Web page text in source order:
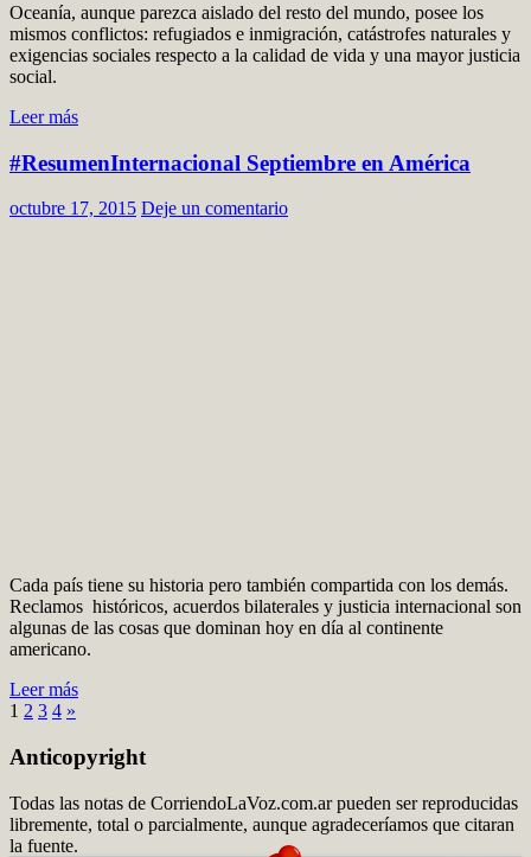
Oceanía, aunque parezca aislado del resto del mundo, posee los
mismos conflictos: refugiados e inmigración, catástrofes naturales y
exigencias sociales respecto a la calidad de vida y una mayor justicia
social.
Leer más
#ResumenInternacional Septiembre en América
octubre 17, 2015 Deje un comentario
Cada país tiene su historia pero también compartida con los demás.
Reclamos históricos, acuerdos bilaterales y justicia internacional son
algunas de las cosas que dominan hoy en día al continente
americano.
Leer más
1 2 3 4 »
Anticopyright
Todas las notas de CorriendoLaVoz.com.ar pueden ser reproducidas
libremente, total o parcialmente, aunque agradeceríamos que citaran
la fuente.